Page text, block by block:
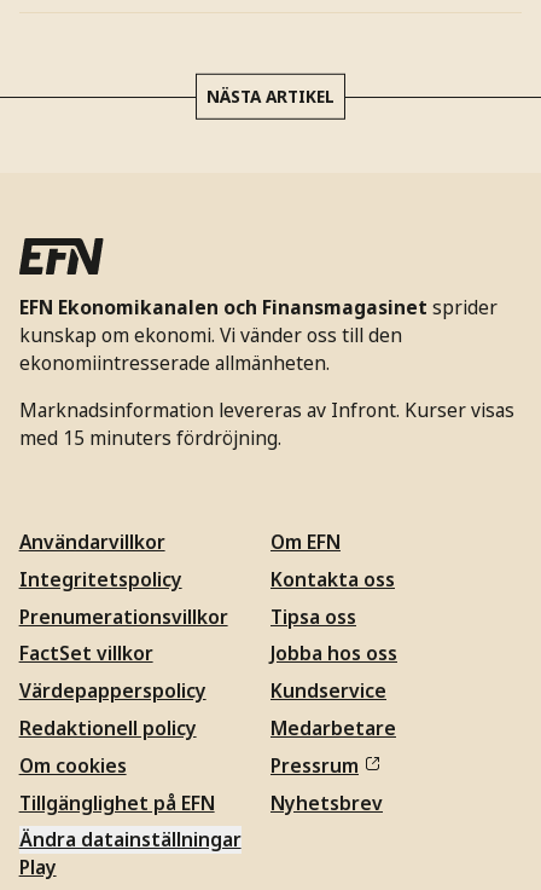
NÄSTA ARTIKEL
EFN Ekonomikanalen och Finansmagasinet sprider
kunskap om ekonomi. Vi vänder oss till den
ekonomiintresserade allmänheten.
Marknadsinformation levereras av Infront. Kurser visas
med 15 minuters fördröjning.
Användarvillkor
Integritetspolicy
Prenumerationsvillkor
FactSet villkor
Värdepapperspolicy
Redaktionell policy
Om cookies
Tillgänglighet på EFN
Ändra datainställningar
Om EFN
Kontakta oss
Tipsa oss
Jobba hos oss
Kundservice
Medarbetare
Pressrum
Nyhetsbrev
Play